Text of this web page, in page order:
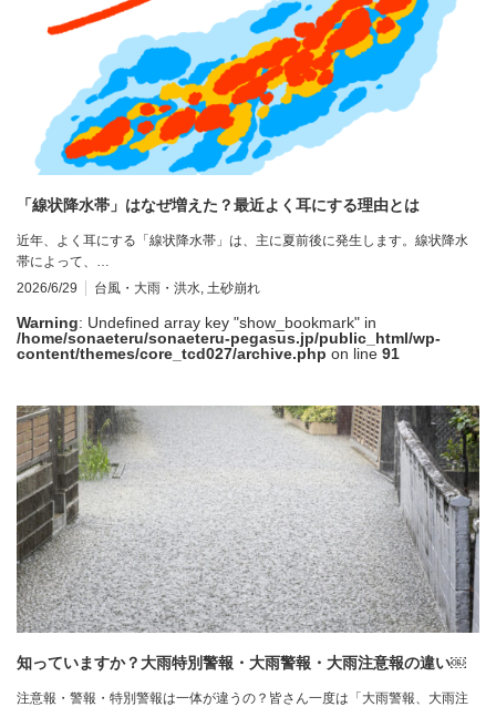
「線状降水帯」はなぜ増えた？最近よく耳にする理由とは
近年、よく耳にする「線状降水帯」は、主に夏前後に発生します。線状降水
帯によって、…
2026/6/29
台風・大雨・洪水 土砂崩れ
Warning: Undefined array key "show_bookmark" in
/home/sonaeteru/sonaeteru-pegasus.jp/public_html/wp-
content/themes/core_tcd027/archive.php on line 91
知っていますか？大雨特別警報・大雨警報・大雨注意報の違い￼
注意報・警報・特別警報は一体が違うの？皆さん一度は「大雨警報、大雨注